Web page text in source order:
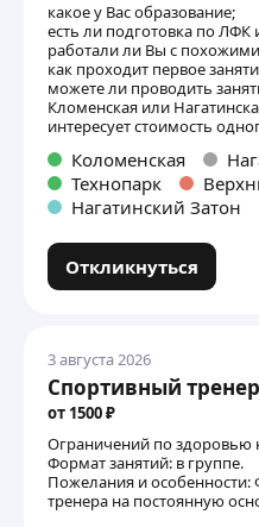
какое у Вас образование;
есть ли подготовка по ЛФК
работали ли Вы с
как проходит первое
можете ли проводить
Кломенская или
интересует стоимость
Коломенская
Технопарк
Нагатинский Затон
Откликнуться
3 августа 2026
Спортивный
от 1500 ₽
Ограничений по здоровью
Формат занятий: в группе.
Пожелания и особенности:
тренера на постоянную